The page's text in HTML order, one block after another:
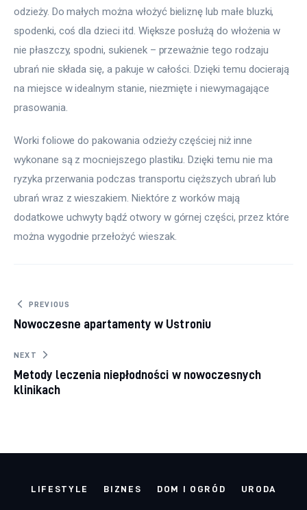
odzieży. Do małych można włożyć bieliznę lub małe bluzki,
spodenki, coś dla dzieci itd. Większe posłużą do włożenia w
nie płaszczy, spodni, sukienek – przeważnie tego rodzaju
ubrań nie składa się, a pakuje w całości. Dzięki temu docierają
na miejsce w idealnym stanie, niezmięte i niewymagające
prasowania.
Worki foliowe do pakowania odzieży częściej niż inne
wykonane są z mocniejszego plastiku. Dzięki temu nie ma
ryzyka przerwania podczas transportu cięższych ubrań lub
ubrań wraz z wieszakiem. Niektóre z worków mają
dodatkowe uchwyty bądź otwory w górnej części, przez które
można wygodnie przełożyć wieszak.
Nawigacja wpisu
PREVIOUS
Nowoczesne apartamenty w Ustroniu
NEXT
Metody leczenia niepłodności w nowoczesnych
klinikach
LIFESTYLE BIZNES DOM I OGRÓD URODA